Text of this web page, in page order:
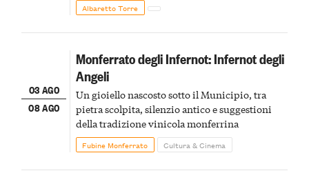
Albaretto Torre
03 AGO
08 AGO
Monferrato degli Infernot: Infernot degli
Angeli
Un gioiello nascosto sotto il Municipio, tra
pietra scolpita, silenzio antico e suggestioni
della tradizione vinicola monferrina
Fubine Monferrato Cultura & Cinema